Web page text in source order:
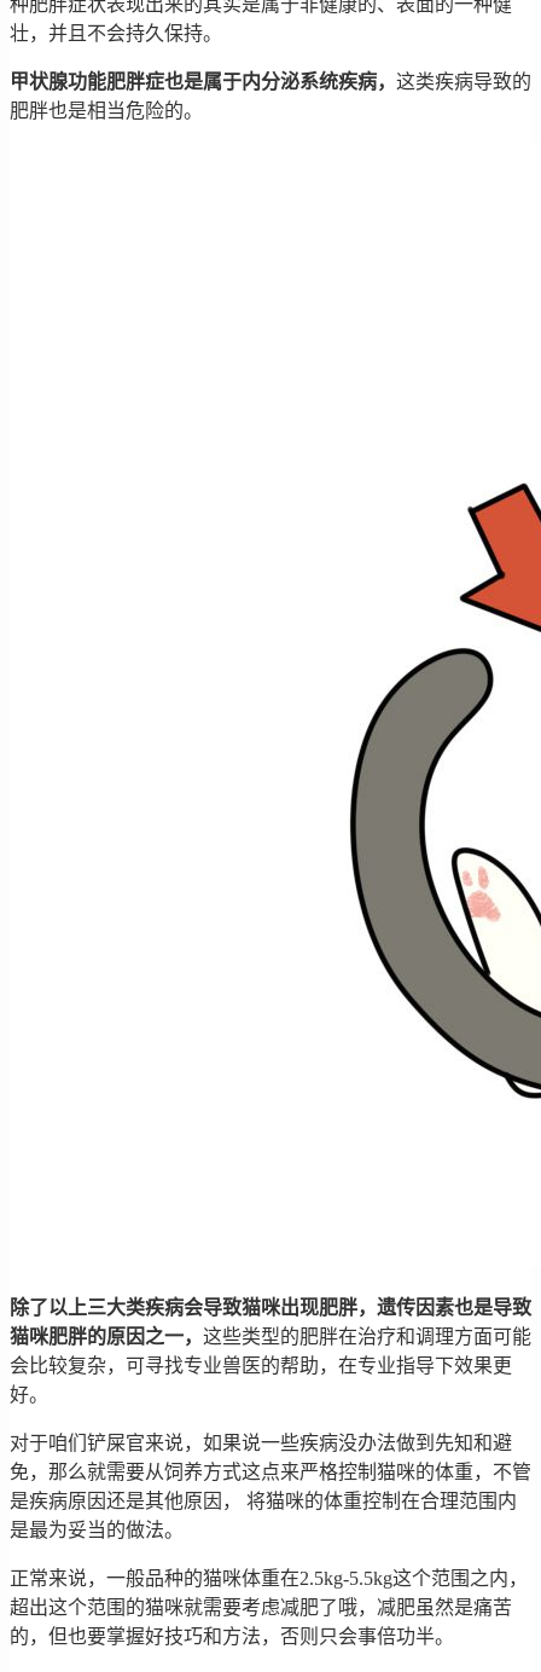
壮，并且不会持久保持。
甲状腺功能肥胖症也是属于内分泌系统疾病， 这类疾病导致的
肥胖也是相当危险的。
除了以上三大类疾病会导致猫咪出现肥胖，遗传因素也是导致
猫咪肥胖的原因之一， 这些类型的肥胖在治疗和调理方面可能
会比较复杂，可寻找专业兽医的帮助，在专业指导下效果更
好。
对于咱们铲屎官来说，如果说一些疾病没办法做到先知和避
免，那么就需要从饲养方式这点来严格控制猫咪的体重，不管
是疾病原因还是其他原因， 将猫咪的体重控制在合理范围内
是最为妥当的做法。
正常来说，一般品种的猫咪体重在2.5kg-5.5kg这个范围之内，
超出这个范围的猫咪就需要考虑减肥了哦，减肥虽然是痛苦
的，但也要掌握好技巧和方法，否则只会事倍功半。